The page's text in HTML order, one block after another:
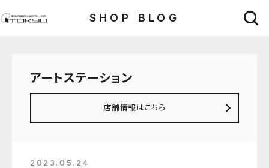
SHOP BLOG
アートステーション
店舗情報はこちら
2023.05.24